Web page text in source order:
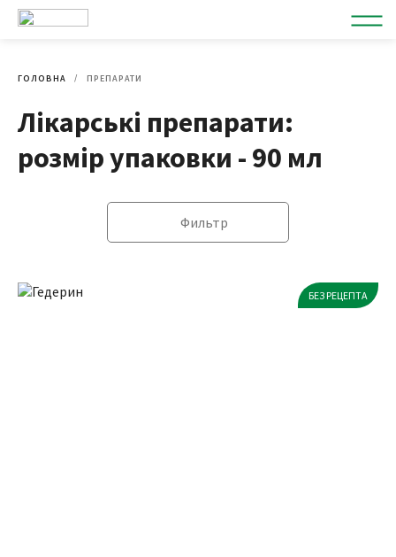
ГОЛОВНА ПРЕПАРАТИ
Лікарські препарати:
розмір упаковки - 90 мл
Фильтр
БЕЗ РЕЦЕПТА